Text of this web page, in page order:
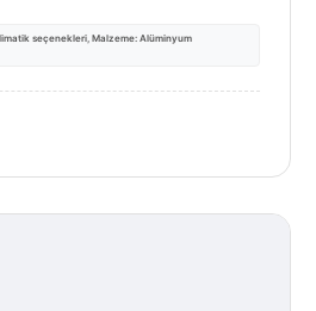
seçenekleri, Malzeme: Alüminyum